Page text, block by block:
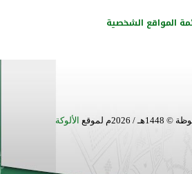
المواقع الشخصية
لموقع الألوكة